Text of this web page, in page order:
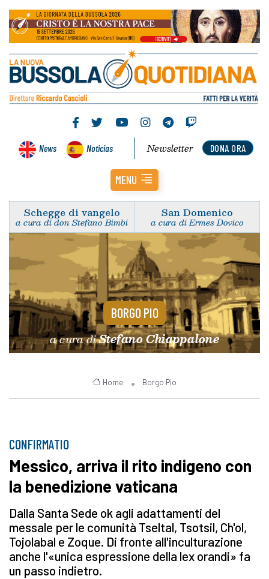
News Noticias DONA ORA
Newsletter
MENU
Schegge di vangelo
a cura di don Stefano Bimbi
San Domenico
a cura di Ermes Dovico
BORGO PIO
a cura diStefano Chiappalone
Home Borgo Pio
CONFIRMATIO
Messico, arriva il rito indigeno con
la benedizione vaticana
Dalla Santa Sede ok agli adattamenti del
messale per le comunità Tseltal, Tsotsil, Ch'ol,
Tojolabal e Zoque. Di fronte all'inculturazione
anche l'«unica espressione della lex orandi» fa
un passo indietro.